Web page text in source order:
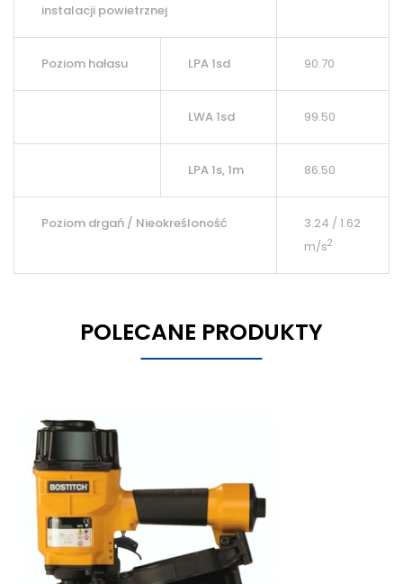
instalacji powietrznej
Poziom hałasu LPA 1sd 90.70
LWA 1sd 99.50
LPA 1s, 1m 86.50
Poziom drgań / Nieokreśloność
3.24 / 1.62
m/s2
POLECANE PRODUKTY